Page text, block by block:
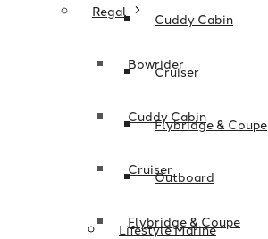
Cuddy Cabin
Cruiser
Flybridge & Coupe
Outboard
Lifestyle Marine
Regal
Bowrider
Cuddy Cabin
Cruiser
Flybridge & Coupe